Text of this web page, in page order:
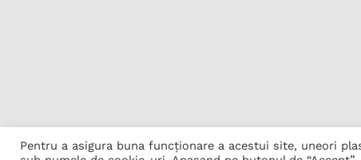
Pentru a asigura buna funcționare a acestui site, uneori